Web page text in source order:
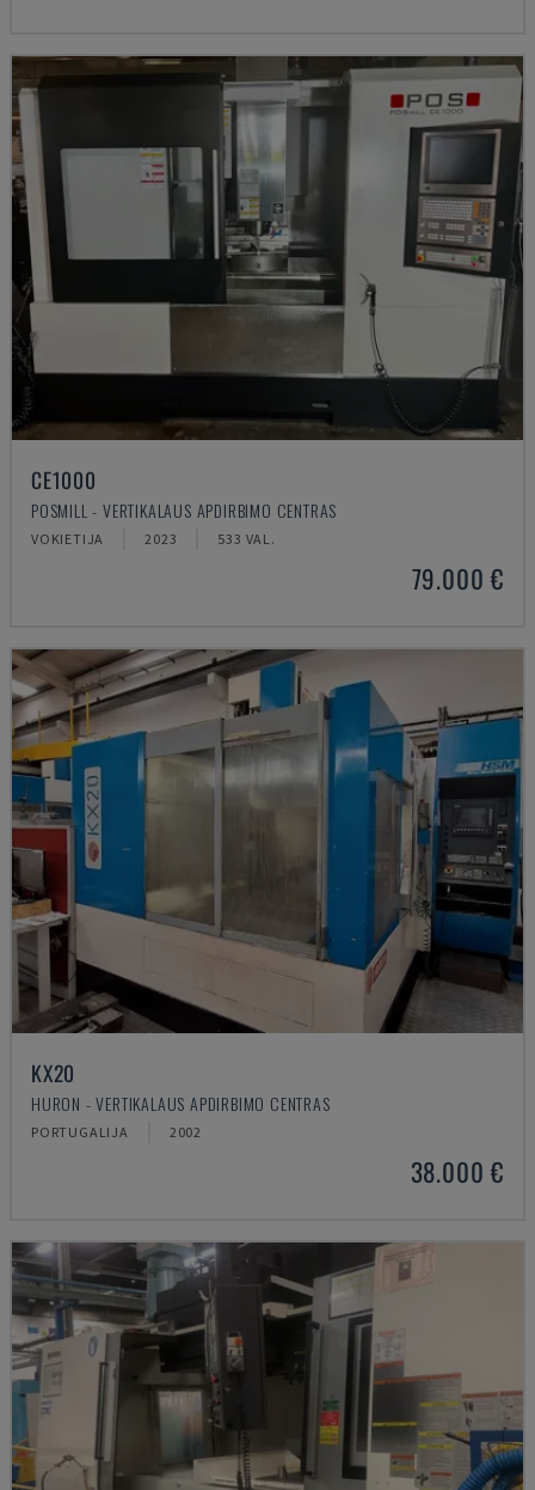
CE1000
POSMILL - VERTIKALAUS APDIRBIMO CENTRAS
VOKIETIJA 2023 533 VAL.
79.000 €
KX20
HURON - VERTIKALAUS APDIRBIMO CENTRAS
PORTUGALIJA 2002
38.000 €